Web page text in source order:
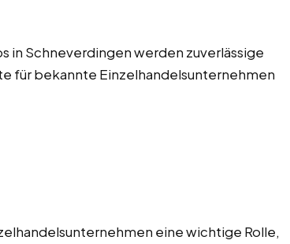
in Schneverdingen werden zuverlässige
für bekannte Einzelhandelsunternehmen
eine wichtige Rolle,